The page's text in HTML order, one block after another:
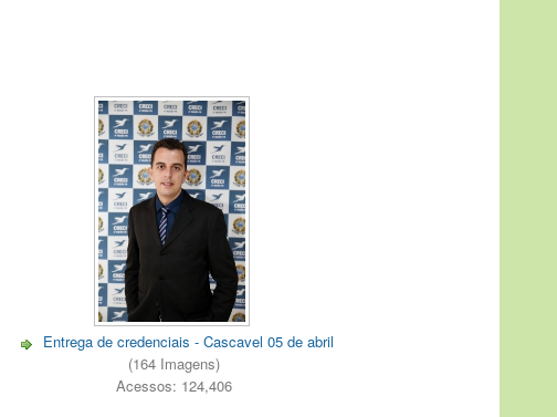
Entrega de credenciais - Cascavel 05 de abril
(164 Imagens)
Acessos: 124,406